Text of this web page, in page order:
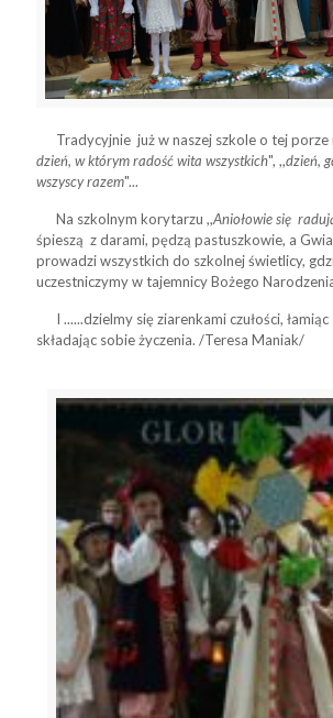
Tradycyjnie już w naszej szkole o tej porze
dzień, w którym radość wita wszystkich", ,,dzień,
wszyscy razem"...
Na szkolnym korytarzu ,,Aniołowie się
śpieszą z darami, pędzą pastuszkowie, a
prowadzi wszystkich do szkolnej świetlicy,
uczestniczymy w tajemnicy Bożego
I ......dzielmy się ziarenkami czułości, łamiąc
składając sobie życzenia. /Teresa Maniak/